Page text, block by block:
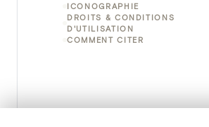
ICONOGRAPHIE
DROITS & CONDITIONS
D'UTILISATION
COMMENT CITER